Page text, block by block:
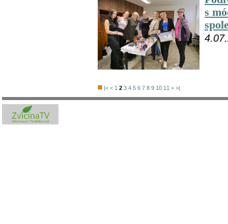
s
|< < 1 2 3 4 5 6 7 8 9 10 11 > >|